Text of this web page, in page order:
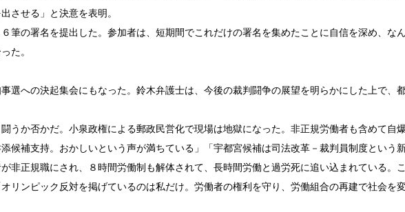
させる」と決意を表明。
筆の署名を提出した。参加者は、短期間でこれだけの署名を集めたことに自信を深め、な
た。
選への決起集会にもなった。鈴木弁護士は、今後の裁判闘争の展望を明らかにした上で、
うか否かだ。小泉政権による郵政民営化で現場は地獄になった。非正規労働者も含めて自
候補支持。おかしいという声が満ちている」「宇都宮候補は司法改革－裁判員制度という
非正規職にされ、８時間労働制も解体されて、長時間労働と過労死に追い込まれている。
リンピック反対を掲げているのは私だけ。労働者の権利を守り、労働組合の再建で社会を